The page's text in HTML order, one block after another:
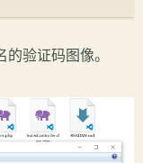
验证码图像。